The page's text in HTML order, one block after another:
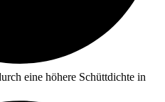
eine höhere Schüttdichte in